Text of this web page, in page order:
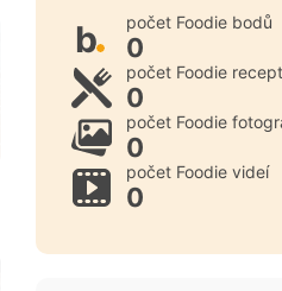
b počet Foodie bodů
0
počet Foodie
0
počet Foodie
0
počet Foodie videí
0